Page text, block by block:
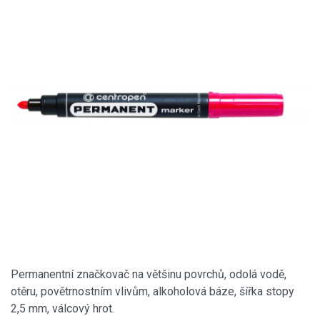
Permanentní značkovač na většinu povrchů, odolá vodě,
otěru, povětrnostním vlivům, alkoholová báze, šířka stopy
2,5 mm, válcový hrot.